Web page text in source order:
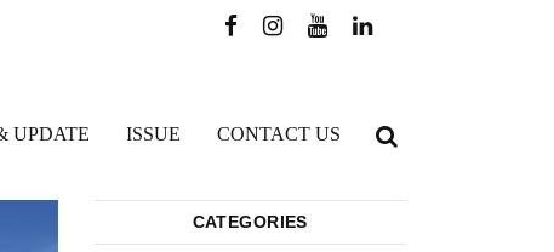
UPDATE ISSUE CONTACT US
CATEGORIES